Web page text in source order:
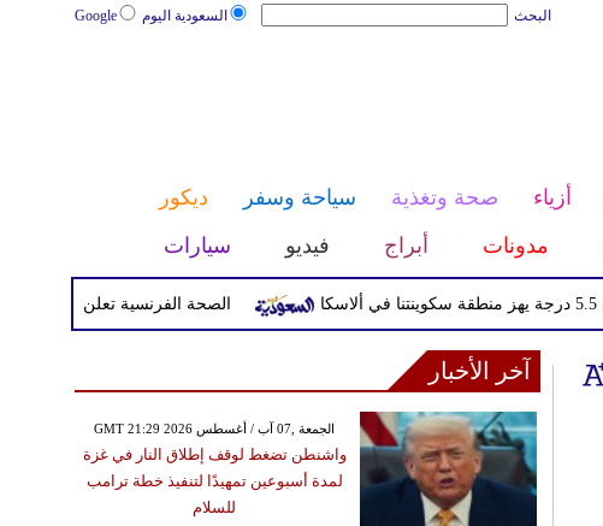
السعودية اليوم Google البحث
أزياء صحة وتغذية سياحة وسفر
ديكور
مدونات أبراج فيديو سيارات
الصحة الفرنسية تعلن إصابة سائح
آخر الأخبار
GMT 21:29 2026 الجمعة ,07 آب / أغسطس
واشنطن تضغط لوقف إطلاق النار في غزة
لمدة أسبوعين تمهيدًا لتنفيذ خطة ترامب
للسلام